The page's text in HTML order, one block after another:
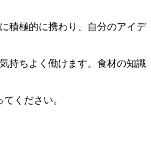
積極的に携わり、自分のアイデ
持ちよく働けます。食材の知識
ください。